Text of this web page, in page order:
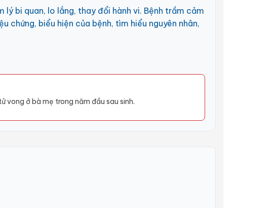
bi quan, lo lắng, thay đổi hành vi. Bệnh trầm cảm
chứng, biểu hiện của bệnh, tìm hiểu nguyên nhân,
vong ở bà mẹ trong năm đầu sau sinh.